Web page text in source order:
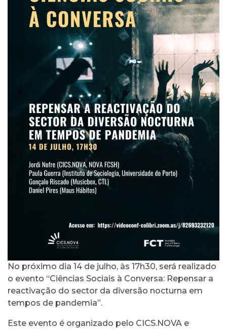
No próximo dia 14 de julho, às 17h30, será realizado
o evento “Ciências Sociais à Conversa: Repensar a
reactivação do sector da diversão nocturna em
tempos de pandemia”.
Este evento é organizado pelo CICS.NOVA e